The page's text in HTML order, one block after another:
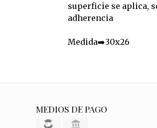
superficie se aplica,
adherencia
Medida➡️30x26
MEDIOS DE PAGO